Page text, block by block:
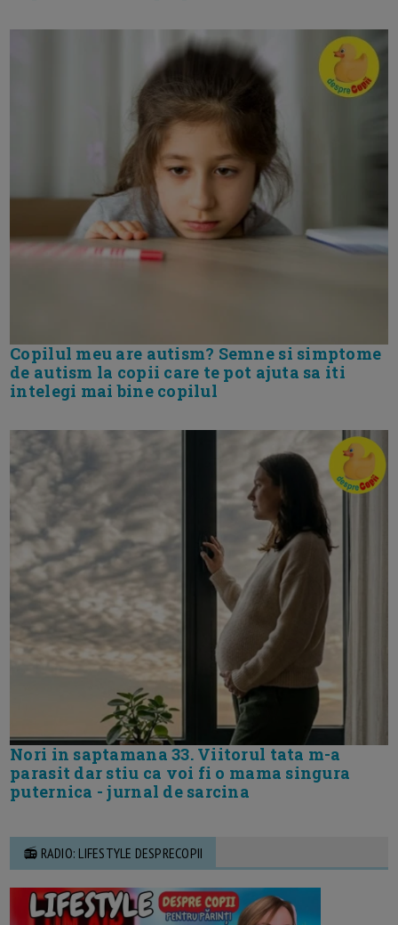
Copilul meu are autism? Semne si simptome
de autism la copii care te pot ajuta sa iti
intelegi mai bine copilul
Nori in saptamana 33. Viitorul tata m-a
parasit dar stiu ca voi fi o mama singura
puternica - jurnal de sarcina
📻 RADIO: LIFESTYLE DESPRECOPII